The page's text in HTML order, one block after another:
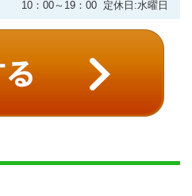
10：00～19：00 定休日:水曜日